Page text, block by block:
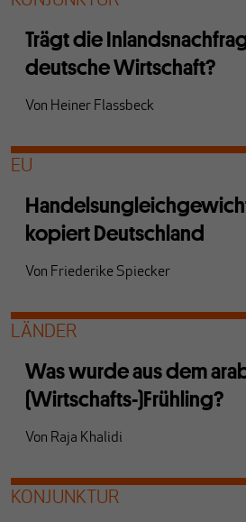
Trägt die
deutsche Wirtschaft?
Von Heiner Flassbeck
EU
kopiert Deutschland
Von Friederike Spiecker
LÄNDER
Was wurde aus dem
(Wirtschafts-)Frühling?
Von Raja Khalidi
KONJUNKTUR